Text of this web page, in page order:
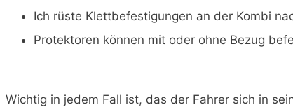
Ich rüste Klettbefestigungen an der Kombi
Protektoren können mit oder ohne Bezug
Wichtig in jedem Fall ist, das der Fahrer sich in